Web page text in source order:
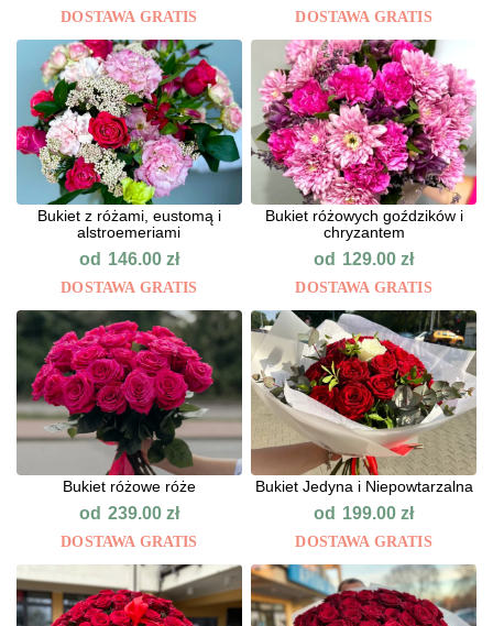
DOSTAWA GRATIS DOSTAWA GRATIS
Bukiet z różami, eustomą i
alstroemeriami
od 146.00 zł
DOSTAWA GRATIS
Bukiet różowych goździków i
chryzantem
od 129.00zł
DOSTAWA GRATIS
Bukiet różowe róże
od 239.00 zł
DOSTAWA GRATIS
Bukiet Jedyna i Niepowtarzalna
od 199.00zł
DOSTAWA GRATIS